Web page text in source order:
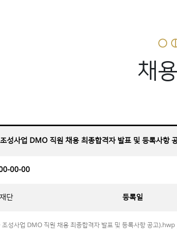
채
성사업 DMO 직원 채용 최종합격자 발표 및 등록사항
00-00
단 등록일
조성사업 DMO 직원 채용 최종합격자 발표 및 등록사항 공고).hwp